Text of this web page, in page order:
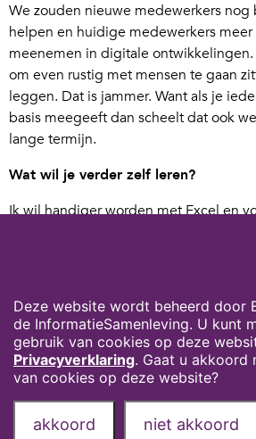
We zouden nieuwe medewerkers
helpen en huidige medewerkers
meenemen in digitale
om even rustig met mensen te gaan
leggen. Dat is jammer. Want als je
basis meegeeft dan scheelt dat ook
lange termijn.
Wat wil je verder zelf leren?
Ik wil handiger worden met Excel en
diensten (facilitair, ICT e.d.) zit, van
meldingen en reserveringen die
Digitale ServicePunt.
Privacyverklaring
Over deze website
Onze partners
Contact
Deze website wordt beheerd door
de InformatieSamenleving. U kunt
gebruik van cookies op deze
Privacyverklaring. Gaat u akkoord
van cookies op deze website?
akkoord niet akkoord